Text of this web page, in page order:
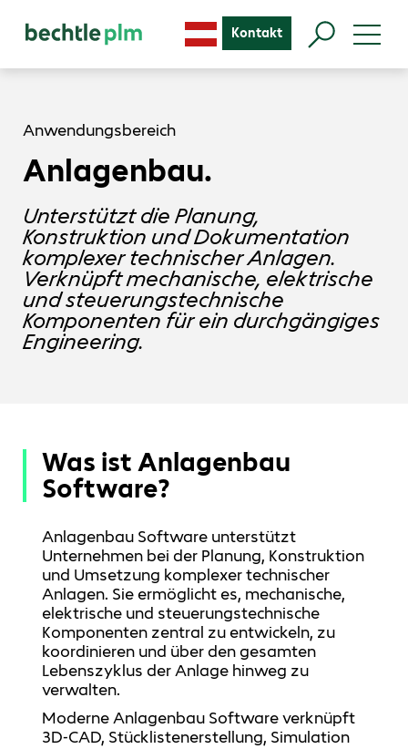
Kontakt
Anwendungsbereich
Anlagenbau.
Unterstützt die Planung,
Konstruktion und Dokumentation
komplexer technischer Anlagen.
Verknüpft mechanische, elektrische
und steuerungstechnische
Komponenten für ein durchgängiges
Engineering.
Was ist Anlagenbau
Software?
Anlagenbau Software unterstützt
Unternehmen bei der Planung, Konstruktion
und Umsetzung komplexer technischer
Anlagen. Sie ermöglicht es, mechanische,
elektrische und steuerungstechnische
Komponenten zentral zu entwickeln, zu
koordinieren und über den gesamten
Lebenszyklus der Anlage hinweg zu
verwalten.
Moderne Anlagenbau Software verknüpft
3D-CAD, Stücklistenerstellung, Simulation